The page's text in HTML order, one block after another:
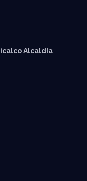
Alcaldía